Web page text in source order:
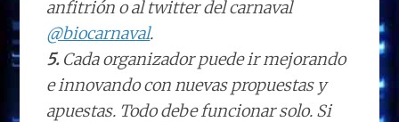
anfitrión o al twitter del carnaval
@biocarnaval.
5.Cada organizador puede ir mejorando
e innovando con nuevas propuestas y
apuestas. Todo debe funcionar solo. Si